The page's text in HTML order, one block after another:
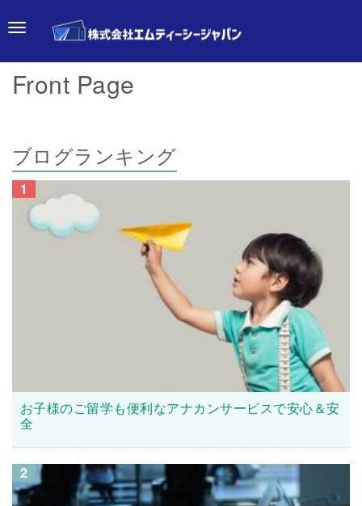
Main menu
Skip to content
Front Page
ブログランキング
1
お子様のご留学も便利なアナカンサービスで安心＆安
全
2